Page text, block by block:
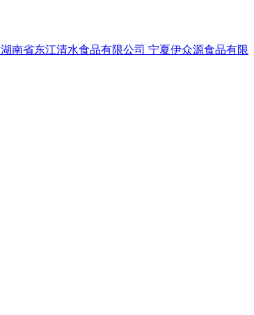
湖南省东江清水食品有限公司 宁夏伊众源食品有限